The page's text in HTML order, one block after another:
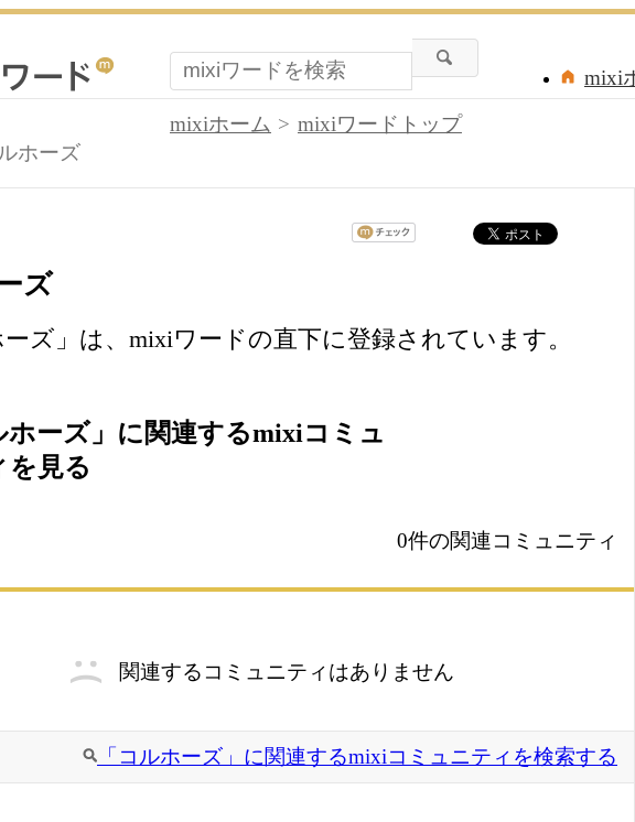
mixi
mixiホーム
mixiワードトップ
ホーズ
ズ
ーズ」は、mixiワードの直下に登録されています。
ホーズ」に関連するmixiコミュ
を見る
0件の関連コミュニティ
関連するコミュニティはありません
「コルホーズ」に関連するmixiコミュニティを検索する